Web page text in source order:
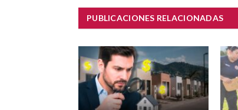
PUBLICACIONES RELACIONADAS